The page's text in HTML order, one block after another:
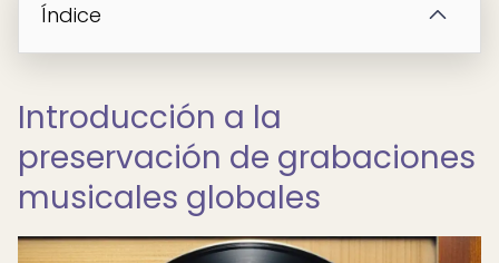
Índice
Introducción a la
preservación de grabaciones
musicales globales